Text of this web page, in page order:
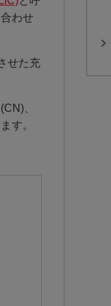
わせ
せた充
、
す。